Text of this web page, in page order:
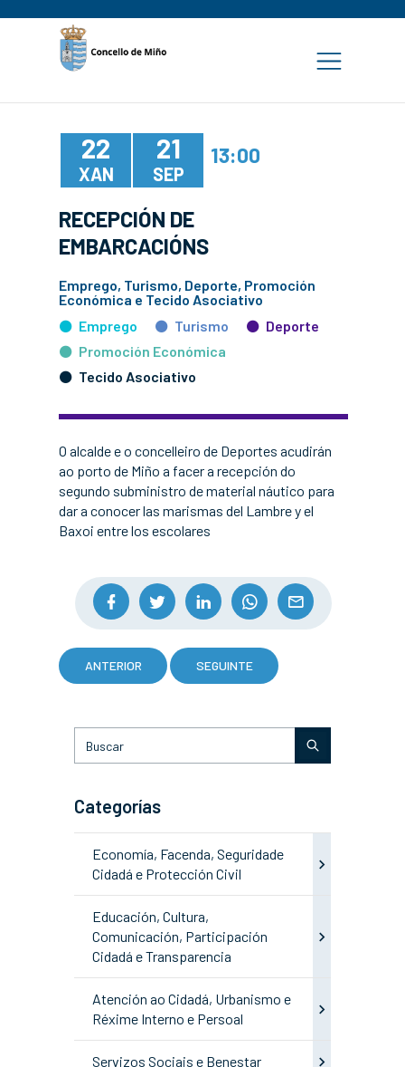
22
XAN
21
SEP
13:00
RECEPCIÓN DE
EMBARCACIÓNS
Emprego, Turismo, Deporte, Promoción
Económica e Tecido Asociativo
Emprego
Turismo
Deporte
Promoción Económica
Tecido Asociativo
O alcalde e o concelleiro de Deportes acudirán
ao porto de Miño a facer a recepción do
segundo subministro de material náutico para
dar a conocer las marismas del Lambre y el
Baxoi entre los escolares
ANTERIOR SEGUINTE
Categorías
Economía, Facenda, Seguridade
Cidadá e Protección Civil
Educación, Cultura,
Comunicación, Participación
Cidadá e Transparencia
Atención ao Cidadá, Urbanismo e
Réxime Interno e Persoal
Servizos Sociais e Benestar